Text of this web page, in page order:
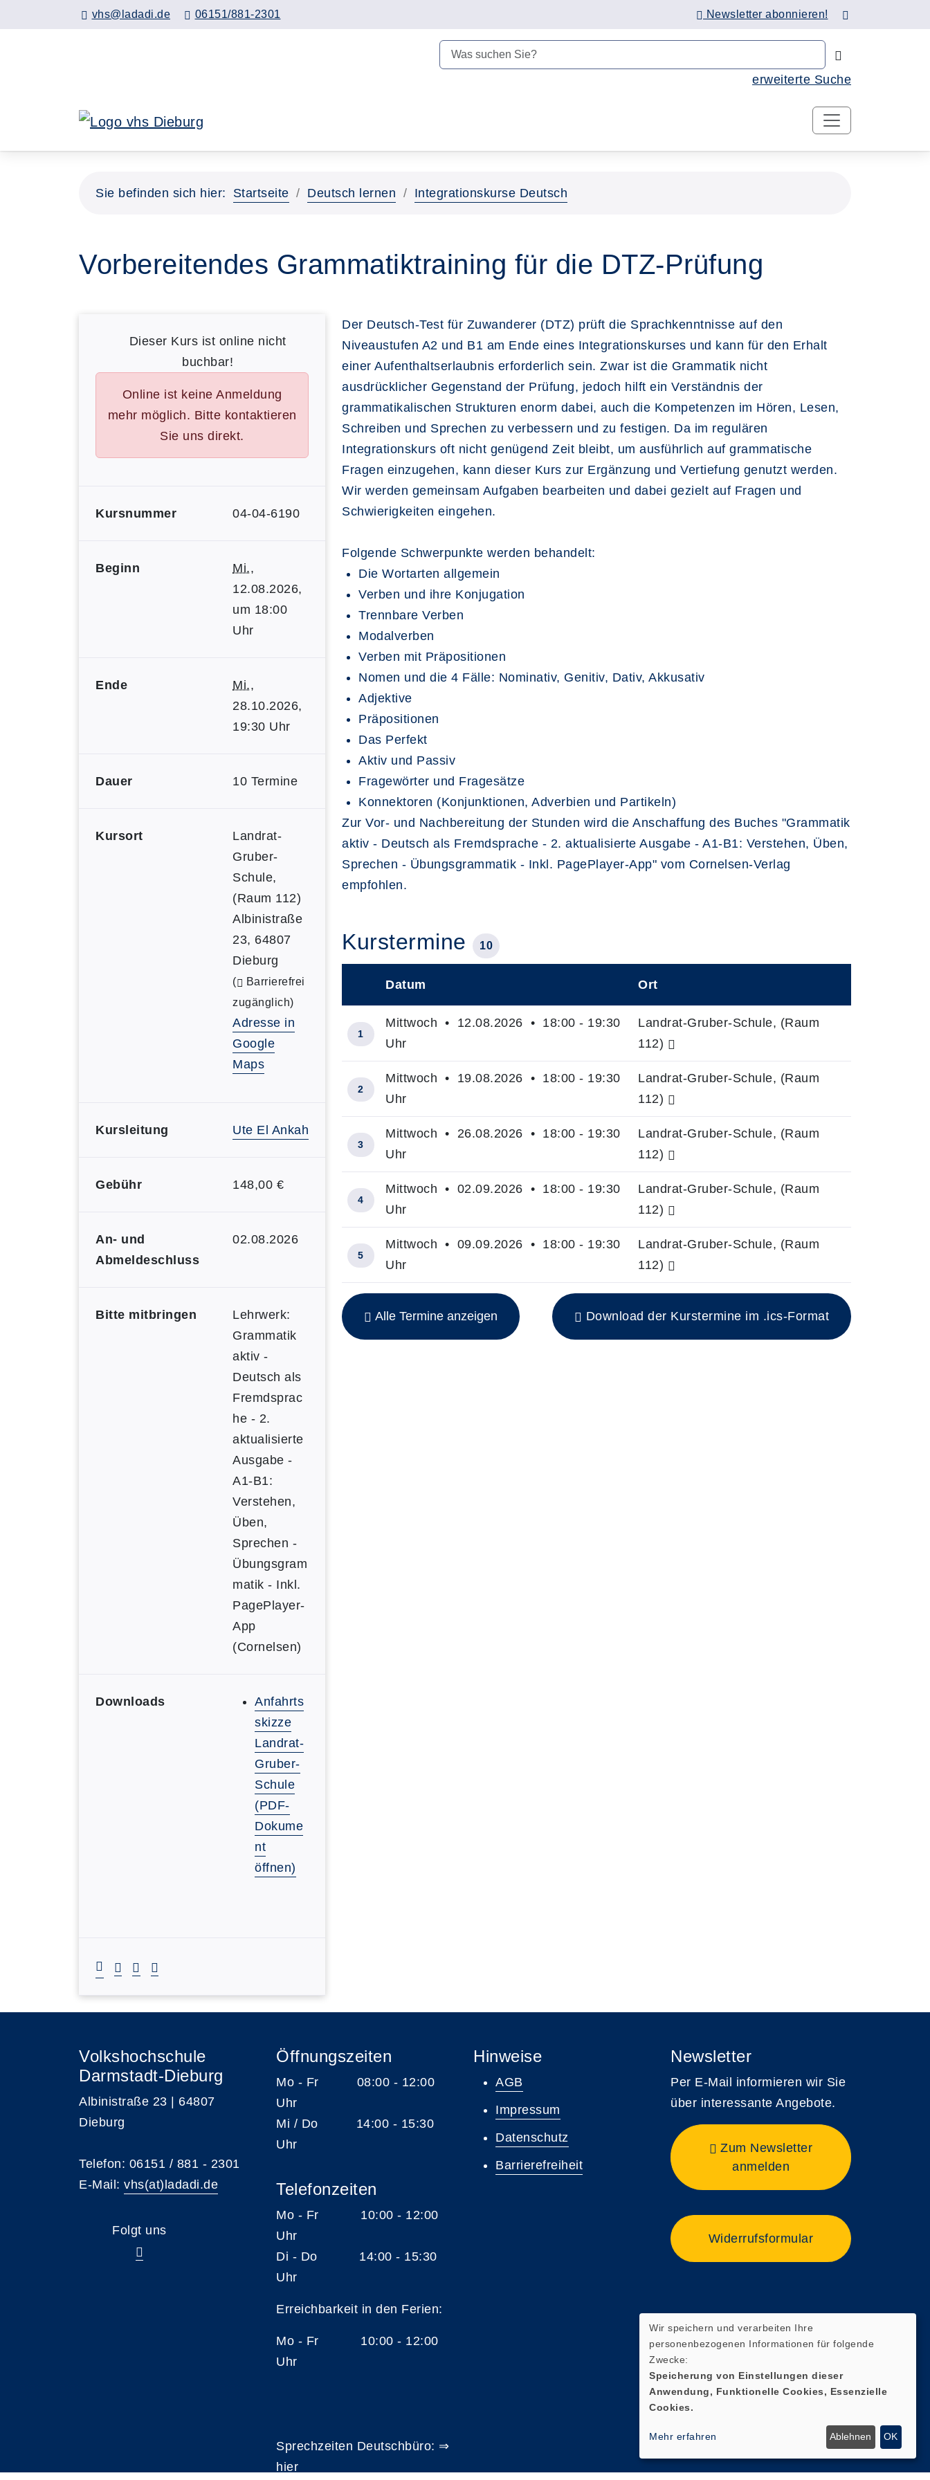
vhs@ladadi.de 06151/881-2301 Newsletter abonnieren!
erweiterte Suche
Hauptinhalt anspringen
Sie befinden sich hier: Startseite Deutsch lernen Integrationskurse Deutsch
Vorbereitendes Grammatiktraining für die DTZ-Prüfung
Dieser Kurs ist online nicht
buchbar!
Online ist keine Anmeldung
mehr möglich. Bitte kontaktieren
Sie uns direkt.
Kursnummer 04-04-6190
Beginn Mi.,
12.08.2026,
um 18:00
Uhr
Ende Mi.,
28.10.2026,
19:30 Uhr
Dauer 10 Termine
Kursort
Landrat-
Gruber-
Schule,
(Raum 112)
Albinistraße
23, 64807
Dieburg
(
Barrierefrei
zugänglich)
Adresse in
Google
Maps
Kursleitung Ute El Ankah
Gebühr 148,00 €
An- und
Abmeldeschluss
02.08.2026
Bitte mitbringen
Lehrwerk:
Grammatik
aktiv -
Deutsch als
Fremdsprac
he - 2.
aktualisierte
Ausgabe -
A1-B1:
Verstehen,
Üben,
Sprechen -
Übungsgram
matik - Inkl.
PagePlayer-
App
(Cornelsen)
Downloads
Anfahrts
skizze
Landrat-
Gruber-
Schule
(PDF-
Dokume
nt
öffnen)
Der Deutsch-Test für Zuwanderer (DTZ) prüft die Sprachkenntnisse auf den
Niveaustufen A2 und B1 am Ende eines Integrationskurses und kann für den Erhalt
einer Aufenthaltserlaubnis erforderlich sein. Zwar ist die Grammatik nicht
ausdrücklicher Gegenstand der Prüfung, jedoch hilft ein Verständnis der
grammatikalischen Strukturen enorm dabei, auch die Kompetenzen im Hören, Lesen,
Schreiben und Sprechen zu verbessern und zu festigen. Da im regulären
Integrationskurs oft nicht genügend Zeit bleibt, um ausführlich auf grammatische
Fragen einzugehen, kann dieser Kurs zur Ergänzung und Vertiefung genutzt werden.
Wir werden gemeinsam Aufgaben bearbeiten und dabei gezielt auf Fragen und
Schwierigkeiten eingehen.
Folgende Schwerpunkte werden behandelt:
Die Wortarten allgemein
Verben und ihre Konjugation
Trennbare Verben
Modalverben
Verben mit Präpositionen
Nomen und die 4 Fälle: Nominativ, Genitiv, Dativ, Akkusativ
Adjektive
Präpositionen
Das Perfekt
Aktiv und Passiv
Fragewörter und Fragesätze
Konnektoren (Konjunktionen, Adverbien und Partikeln)
Zur Vor- und Nachbereitung der Stunden wird die Anschaffung des Buches "Grammatik
aktiv - Deutsch als Fremdsprache - 2. aktualisierte Ausgabe - A1-B1: Verstehen, Üben,
Sprechen - Übungsgrammatik - Inkl. PagePlayer-App" vom Cornelsen-Verlag
empfohlen.
Kurstermine 10
Insgesamt gibt es 10 Termine zum diesen Kurs
Datum Ort
1
Mittwoch • 12.08.2026 • 18:00 - 19:30
Uhr
Landrat-Gruber-Schule, (Raum
112)
2
Mittwoch • 19.08.2026 • 18:00 - 19:30
Uhr
Landrat-Gruber-Schule, (Raum
112)
3
Mittwoch • 26.08.2026 • 18:00 - 19:30
Uhr
Landrat-Gruber-Schule, (Raum
112)
4
Mittwoch • 02.09.2026 • 18:00 - 19:30
Uhr
Landrat-Gruber-Schule, (Raum
112)
5
Mittwoch • 09.09.2026 • 18:00 - 19:30
Uhr
Landrat-Gruber-Schule, (Raum
112)
Alle Termine anzeigen Download der Kurstermine im .ics-Format
Volkshochschule
Darmstadt-Dieburg
Albinistraße 23 | 64807
Dieburg
Telefon: 06151 / 881 - 2301
E-Mail: vhs(at)ladadi.de
Folgt uns
Öffnungszeiten
Mo - Fr 08:00 - 12:00
Uhr
Mi / Do 14:00 - 15:30
Uhr
Telefonzeiten
Mo - Fr 10:00 - 12:00
Uhr
Di - Do 14:00 - 15:30
Uhr
Erreichbarkeit in den Ferien:
Mo - Fr 10:00 - 12:00
Uhr
Sprechzeiten Deutschbüro: ⇒
hier
Hinweise
AGB
Impressum
Datenschutz
Barrierefreiheit
Newsletter
Per E-Mail informieren wir Sie
über interessante Angebote.
Zum Newsletter
anmelden
Widerrufsformular
Wir speichern und verarbeiten Ihre
personenbezogenen Informationen für folgende
Zwecke:
Speicherung von Einstellungen dieser
Anwendung, Funktionelle Cookies, Essenzielle
Cookies.
Mehr erfahren Ablehnen OK